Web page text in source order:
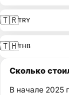
🇹🇷TRY
🇹🇭THB
Сколько
В начале 2025